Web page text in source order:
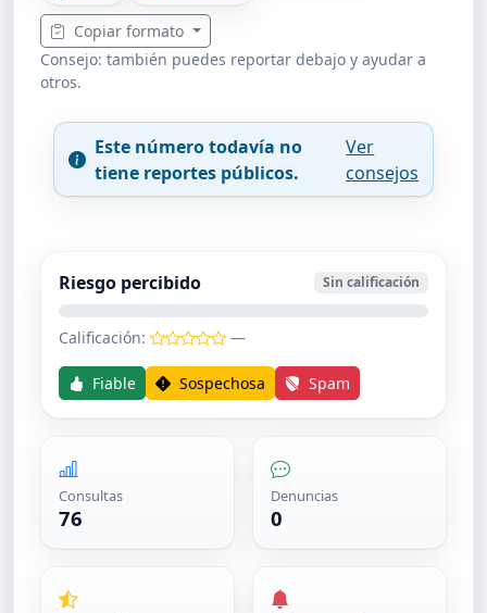
Copiar formato
Consejo: también puedes reportar debajo y ayudar a
otros.
Este número todavía no
tiene reportes públicos.
Ver
consejos
Riesgo percibido Sin calificación
Calificación: —
Fiable Sospechosa Spam
Consultas
76
Denuncias
0